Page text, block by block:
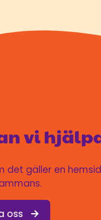
vi
det gäller en
oss